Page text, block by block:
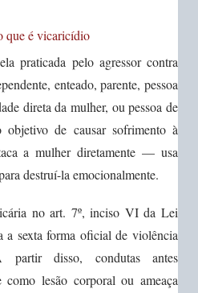
que é vicaricídio
praticada pelo agressor contra
enteado, parente, pessoa
direta da mulher, ou pessoa de
de causar sofrimento à
a mulher diretamente — usa
destruí-la emocionalmente.
no art. 7º, inciso VI da Lei
a sexta forma oficial de violência
disso, condutas antes
como lesão corporal ou ameaça